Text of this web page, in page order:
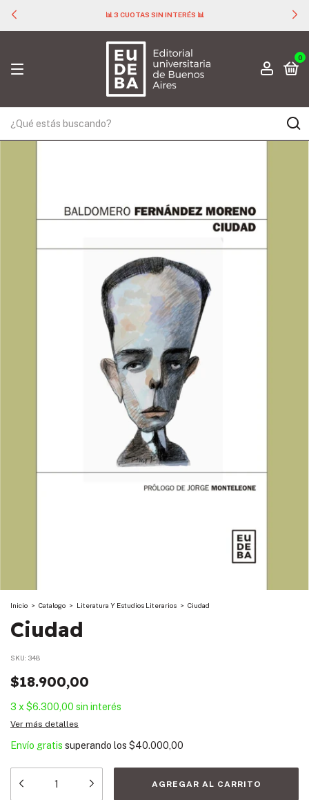
📊 3 CUOTAS SIN INTERÉS 📊
0
Inicio > Catalogo > Literatura Y Estudios Literarios > Ciudad
Ciudad
SKU: 348
$18.900,00
3 x $6.300,00 sin interés
Ver más detalles
Envío gratis superando los $40.000,00